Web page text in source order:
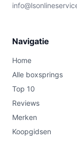
Navigatie
Home
Alle boxsprings
Top 10
Reviews
Merken
Koopgidsen